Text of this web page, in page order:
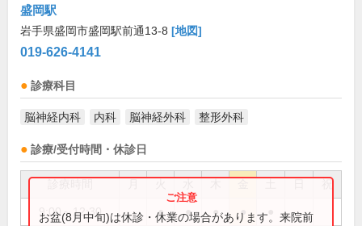
盛岡駅
岩手県盛岡市盛岡駅前通13-8 [地図]
019-626-4141
診療科目
脳神経内科 内科 脳神経外科 整形外科
診療/受付時間・休診日
祝
9:00～12:30 ● ● ● ●
お盆(8月中旬)は休診・休業の場合があります。来院前